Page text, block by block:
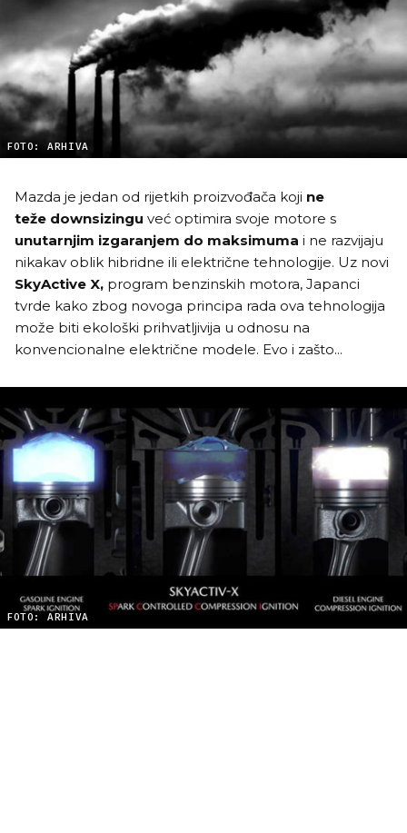
FOTO: ARHIVA
Mazda je jedan od rijetkih proizvođača koji ne
teže downsizingu već optimira svoje motore s
unutarnjim izgaranjem do maksimuma i ne razvijaju
nikakav oblik hibridne ili električne tehnologije. Uz novi
SkyActive X, program benzinskih motora, Japanci
tvrde kako zbog novoga principa rada ova tehnologija
može biti ekološki prihvatljivija u odnosu na
konvencionalne električne modele. Evo i zašto...
FOTO: ARHIVA